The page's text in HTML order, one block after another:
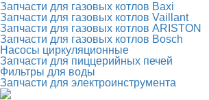
Запчасти для газовых котлов Baxi
Запчасти для газовых котлов Vaillant
Запчасти для газовых котлов ARISTON
Запчасти для газовых котлов Bosch
Насосы циркуляционные
Запчасти для пиццерийных печей
Фильтры для воды
Запчасти для электроинструмента